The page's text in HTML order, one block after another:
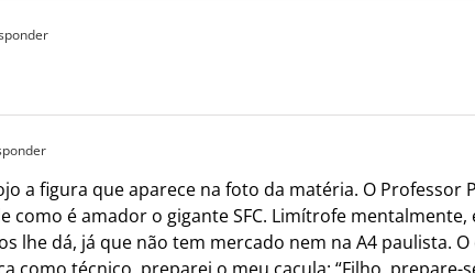
a figura que aparece na foto da matéria. O Professor
como é amador o gigante SFC. Limítrofe
lhe dá, já que não tem mercado nem na A4 paulista.
como técnico, preparei o meu caçula: “Filho,